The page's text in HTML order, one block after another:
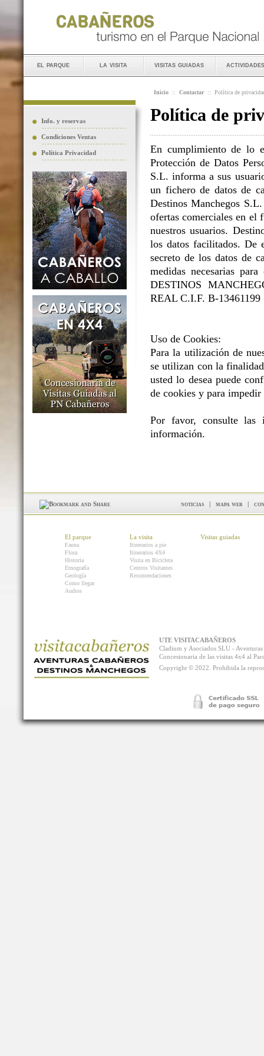
el parque la visita visitas guiadas actividades
Info. y reservas
Condiciones Ventas
Política Privacidad
Inicio :: Contactar :: Política de
Política de
En cumplimiento de lo
Protección de Datos
S.L. informa a sus
un fichero de datos de
Destinos Manchegos
ofertas comerciales en el
nuestros usuarios.
los datos facilitados. De
secreto de los datos de
medidas necesarias
DESTINOS
REAL C.I.F. B-13461199
Uso de Cookies:
Para la utilización de
se utilizan con la
usted lo desea puede
de cookies y para
Por favor, consulte las
información.
noticias | mapa web |
El parque
Fauna
Flora
Historia
Etnografía
Geología
Como llegar
Audios
La visita
Itinerarios a pie
Itinerarios 4X4
Visita en Bicicleta
Centros Visitantes
Recomendaciones
Visitas guiadas
UTE VISITACABAÑEROS
Cladium y Asociados SLU -
Concesionaria de las visitas 4x4 al
Copyright © 2022. Prohibida la